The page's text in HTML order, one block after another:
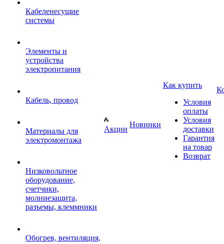
Кабеленесущие
системы
Элементы и
устройства
электропитания
Кабель, провод
Материалы для
электромонтажа
Низковольтное
оборудование,
счетчики,
молниезащита,
разъемы, клеммники
Обогрев, вентиляция,
Акции
Новинки
Как купить
Условия
оплаты
Условия
доставки
Гарантия
на товар
Возврат